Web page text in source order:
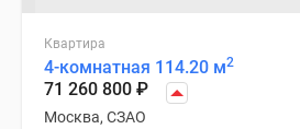
Квартира
4-комнатная 114.20 м2
71 260 800 ₽
Москва, СЗАО